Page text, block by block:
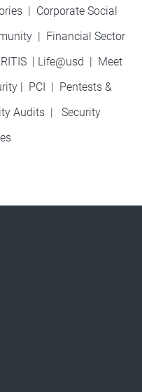
| Corporate Social
| Financial Sector
| Life@usd | Meet
| PCI | Pentests &
Audits| Security